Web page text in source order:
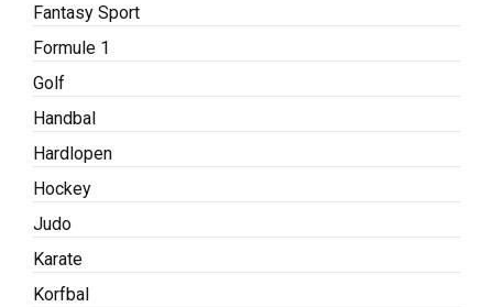
Fantasy Sport
Formule 1
Golf
Handbal
Hardlopen
Hockey
Judo
Karate
Korfbal